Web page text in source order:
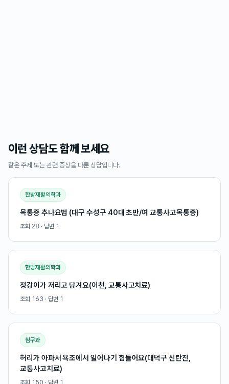
이런 상담도 함께 보세요
같은 주제 또는 관련 증상을 다룬 상담입니다.
한방재활의학과
목통증 추나요법 (대구 수성구 40대 초반/여 교통사고목통증)
조회 28 · 답변 1
한방재활의학과
정강이가 저리고 당겨요(이천, 교통사고치료)
조회 163 · 답변 1
침구과
허리가 아파서 욕조에서 일어나기 힘들어요(대덕구 신탄진,
교통사고치료)
조회 150 · 답변 1